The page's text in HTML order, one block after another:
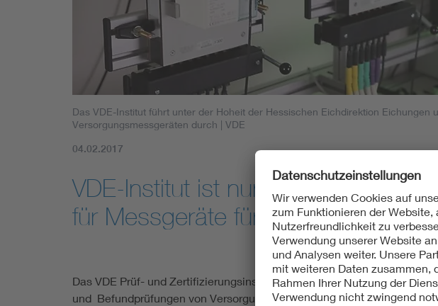
Mobility
Standards
Energy storage
Functional
Das VDE-Institut führt unter der Hoheit der Hessischen Eichdirektion Eichungen
Versorgungsmessgeräten durch | VDE
04.02.2017
VDE-Institut ist nun staatlich
für Messgeräte für Elektrizität
Das VDE Prüf- und Zertifizierungsinstitut in Offenbach ist staatlich
und Befundprüfungen von Versorgungsmessgeräten durch. Beim